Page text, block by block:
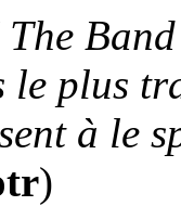
le plus
à le
)